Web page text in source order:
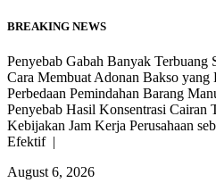
BREAKING NEWS
Penyebab Gabah Banyak Terbuang
Cara Membuat Adonan Bakso
Perbedaan Pemindahan Barang
Penyebab Hasil Konsentrasi Cairan
Kebijakan Jam Kerja Perusahaan
Efektif |
August 6, 2026